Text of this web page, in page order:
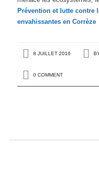
Prévention et lutte contre
envahissantes en Corrèze
8 JUILLET 2016
0 COMMENT